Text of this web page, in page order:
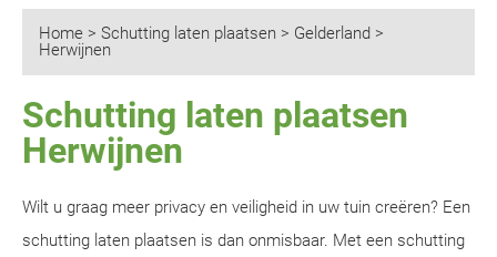
Home > Schutting laten plaatsen > Gelderland >
Herwijnen
Schutting laten plaatsen
Herwijnen
Wilt u graag meer privacy en veiligheid in uw tuin creëren? Een
schutting laten plaatsen is dan onmisbaar. Met een schutting